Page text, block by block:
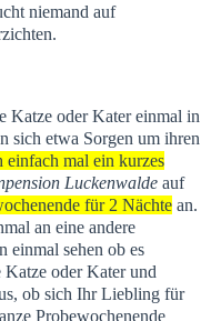
niemand auf
Katze oder Kater einmal in
sich etwa Sorgen um ihren
einfach mal ein kurzes
Luckenwalde auf
für 2 Nächte an.
an eine andere
einmal sehen ob es
oder Kater und
ob sich Ihr Liebling für
Probewochenende